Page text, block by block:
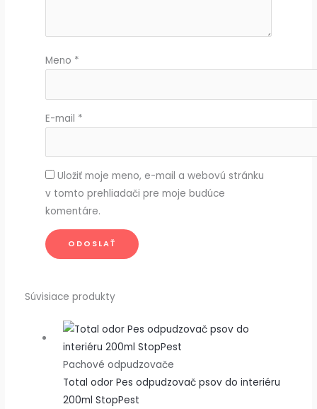
Meno *
E-mail *
Uložiť moje meno, e-mail a webovú stránku
v tomto prehliadači pre moje budúce
komentáre.
Súvisiace produkty
Pachové odpudzovače
Total odor Pes odpudzovač psov do interiéru
200ml StopPest